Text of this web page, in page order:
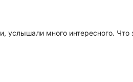
много интересного. Что